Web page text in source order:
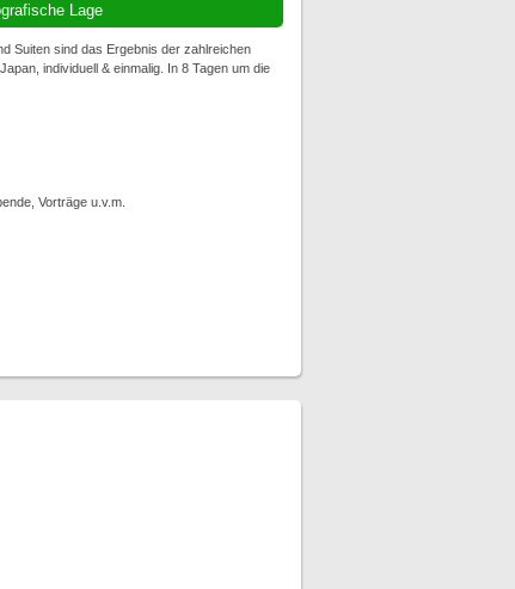
Lage
Suiten sind das Ergebnis der zahlreichen
individuell & einmalig. In 8 Tagen um die
Vorträge u.v.m.